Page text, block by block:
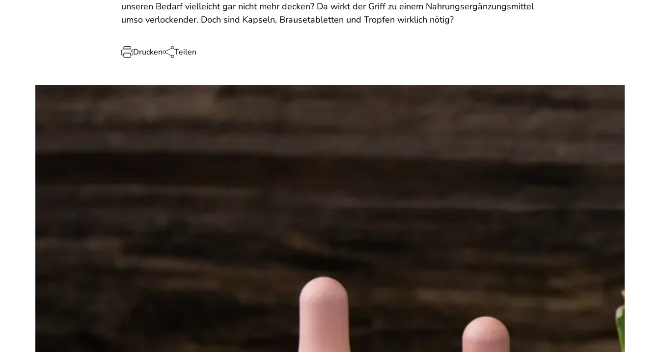
unseren Bedarf vielleicht gar nicht mehr decken? Da wirkt der Griff zu einem Nahrungsergänzungsmittel
umso verlockender. Doch sind Kapseln, Brausetabletten und Tropfen wirklich nötig?
Drucken Teilen